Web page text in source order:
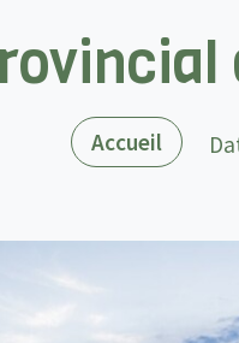
Accueil (actif)